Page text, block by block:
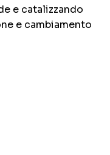
e catalizzando
e cambiamento